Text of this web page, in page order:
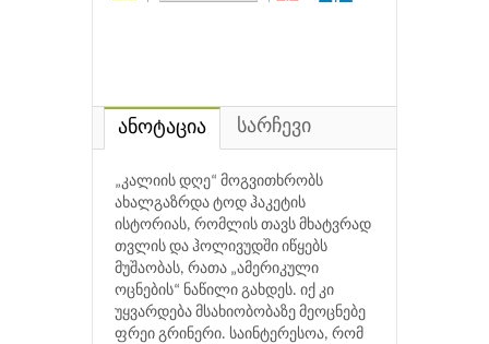
ანოტაცია სარჩევი
„კალიის დღე“ მოგვითხრობს
ახალგაზრდა ტოდ ჰაკეტის
ისტორიას, რომლის თავს მხატვრად
თვლის და ჰოლივუდში იწყებს
მუშაობას, რათა „ამერიკული
ოცნების“ ნაწილი გახდეს. იქ კი
უყვარდება მსახიობობაზე მეოცნებე
ფრეი გრინერი. საინტერესოა, რომ